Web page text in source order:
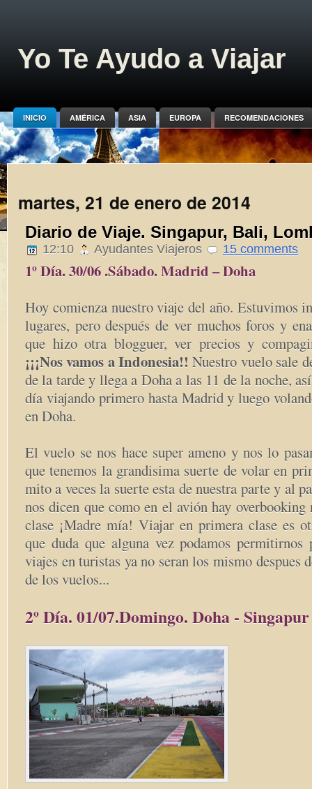
Yo Te Ayudo a Viajar
INICIO AMÉRICA ASIA EUROPA RECOMENDACIONES
martes, 21 de enero de 2014
Diario de Viaje. Singapur, Bali,
12:10 Ayudantes Viajeros 15 comments
1º Día. 30/06 .Sábado. Madrid – Doha
Hoy comienza nuestro viaje del año. Estuvimos
lugares, pero después de ver muchos foros y
que hizo otra blogguer, ver precios y
¡¡¡Nos vamos a Indonesia!! Nuestro vuelo sale
de la tarde y llega a Doha a las 11 de la noche,
día viajando primero hasta Madrid y luego
en Doha.
El vuelo se nos hace super ameno y nos lo
que tenemos la grandisima suerte de volar en
mito a veces la suerte esta de nuestra parte y al
nos dicen que como en el avión hay overbooking
clase ¡Madre mía! Viajar en primera clase es
que duda que alguna vez podamos permitirnos
viajes en turistas ya no seran los mismo despues
de los vuelos...
2º Día. 01/07.Domingo. Doha - Singapur